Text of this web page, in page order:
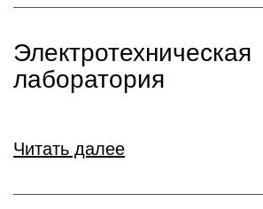
Электротехническая
лаборатория
Читать далее